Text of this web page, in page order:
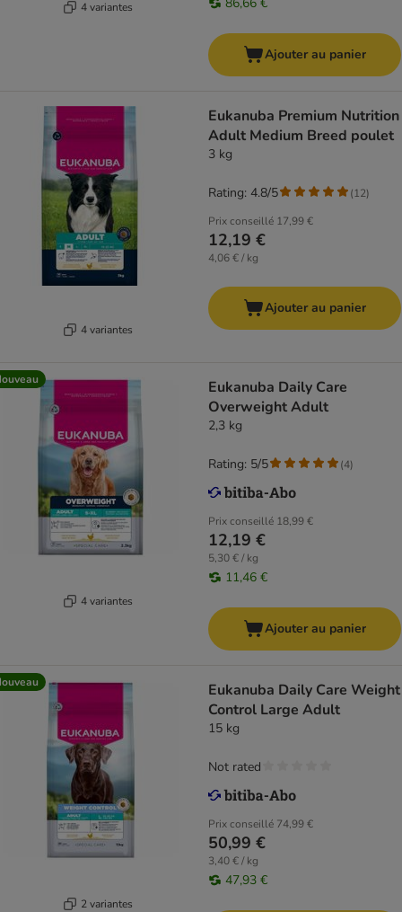
4 variantes
Ajouter au panier
4 variantes
Eukanuba Premium Nutrition
Adult Medium Breed poulet
3 kg
Prix conseillé 17,99 €
12,19 €
4,06 € / kg
Rating: 4.8/5 (12)
Ajouter au panier
4 variantes
Eukanuba Daily Care
Overweight Adult
2,3 kg
Prix conseillé 18,99 €
12,19 €
5,30 € / kg
11,46 €
Rating: 5/5 (4)
Ajouter au panier
2 variantes
Eukanuba Daily Care Weight
Control Large Adult
15 kg
Prix conseillé 74,99 €
50,99 €
3,40 € / kg
47,93 €
Not rated